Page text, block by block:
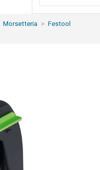
Morsetteria
Festool